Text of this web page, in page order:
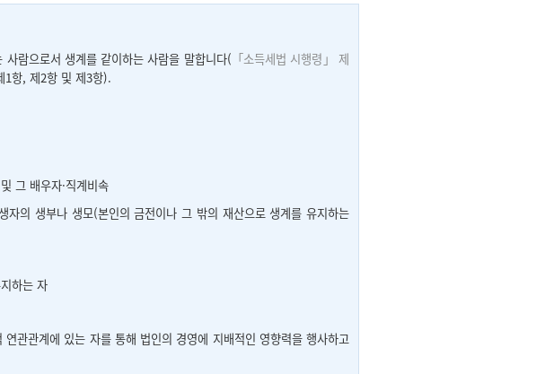
람으로서 생계를 같이하는 사람을 말합니다( 「소득세법 시행령」 제
1항, 제2항 및 제3항).
그 배우자·직계비속
자의 생부나 생모(본인의 금전이나 그 밖의 재산으로 생계를 유지하는
하는 자
관관계에 있는 자를 통해 법인의 경영에 지배적인 영향력을 행사하고